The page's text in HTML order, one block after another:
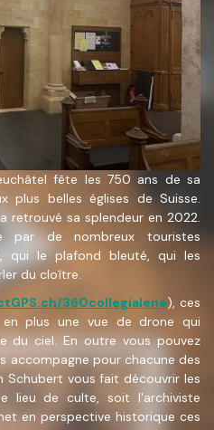
fête les 750 ans de sa
plus belles églises de Suisse.
retrouvé sa splendeur en 2022.
par de nombreux touristes
qui le plafond bleuté, qui les
du cloître.
360collegialene), ces
en plus une vue de drone qui
du ciel. En outre vous pouvez
accompagne pour chacune des
Schubert vous fait découvrir les
lieu de culte, soit l'archiviste
en perspective historique ces